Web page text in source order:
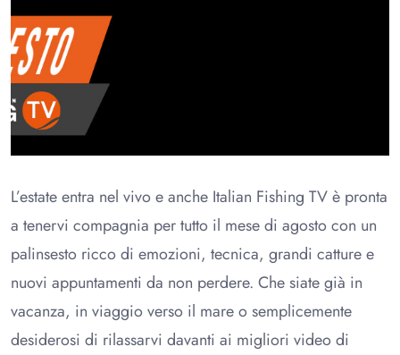
L’estate entra nel vivo e anche Italian Fishing TV è pronta
a tenervi compagnia per tutto il mese di agosto con un
palinsesto ricco di emozioni, tecnica, grandi catture e
nuovi appuntamenti da non perdere. Che siate già in
vacanza, in viaggio verso il mare o semplicemente
desiderosi di rilassarvi davanti ai migliori video di